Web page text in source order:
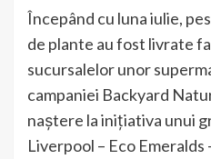
Începând cu luna iulie,
de plante au fost livrate
sucursalelor unor
campaniei Backyard
naștere la inițiativa unui
Liverpool – Eco